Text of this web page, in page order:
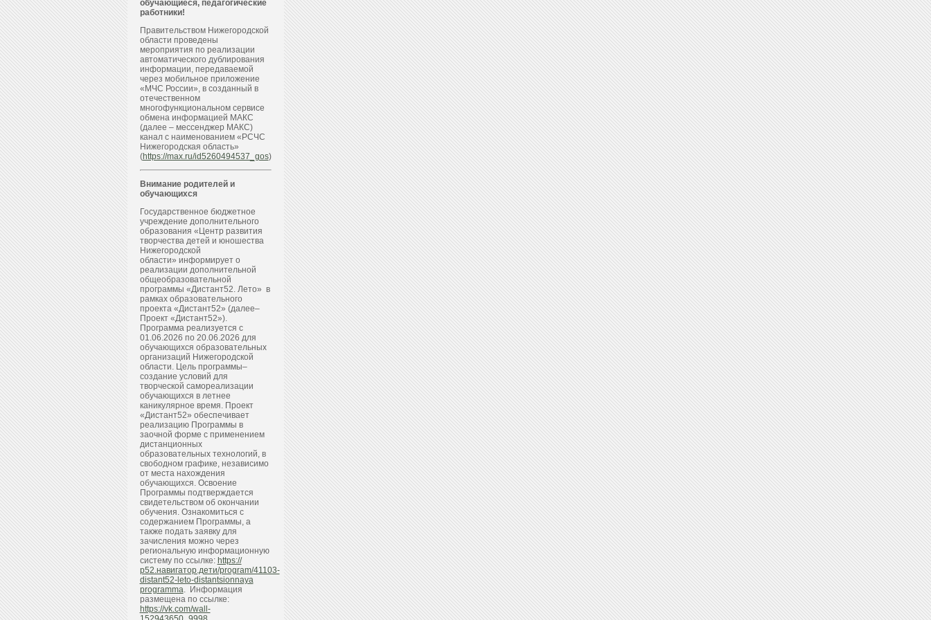
обучающиеся, педагогические
работники!
Правительством Нижегородской
области проведены
мероприятия по реализации
автоматического дублирования
информации, передаваемой
через мобильное приложение
«МЧС России», в созданный в
отечественном
многофункциональном сервисе
обмена информацией МАКС
(далее – мессенджер МАКС)
канал с наименованием «РСЧС
Нижегородская область»
(https://max.ru/id5260494537_gos)
Внимание родителей и
обучающихся
Государственное бюджетное
учреждение дополнительного
образования «Центр развития
творчества детей и юношества
Нижегородской
области» информирует о
реализации дополнительной
общеобразовательной
программы «Дистант52. Лето» в
рамках образовательного
проекта «Дистант52» (далее–
Проект «Дистант52»).
Программа реализуется с
01.06.2026 по 20.06.2026 для
обучающихся образовательных
организаций Нижегородской
области. Цель программы–
создание условий для
творческой самореализации
обучающихся в летнее
каникулярное время. Проект
«Дистант52» обеспечивает
реализацию Программы в
заочной форме с применением
дистанционных
образовательных технологий, в
свободном графике, независимо
от места нахождения
обучающихся. Освоение
Программы подтверждается
свидетельством об окончании
обучения. Ознакомиться с
содержанием Программы, а
также подать заявку для
зачисления можно через
региональную информационную
систему по ссылке: https://
р52.навигатор.дети/program/41103-
distant52-leto-distantsionnaya
programma. Информация
размещена по ссылке:
https://vk.com/wall-